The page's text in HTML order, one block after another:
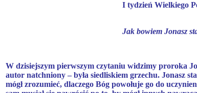
I tydzień Wielkiego
Jak bowiem Jonasz
W dzisiejszym pierwszym czytaniu widzimy proroka
autor natchniony – była siedliskiem grzechu. Jonasz
mógł zrozumieć, dlaczego Bóg powołuje go do